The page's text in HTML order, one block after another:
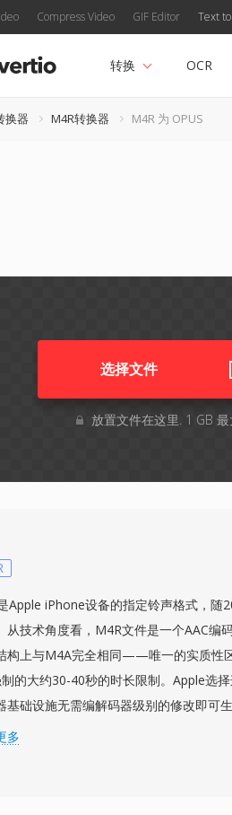
Compress Video GIF Editor Text
转换 OCR
换器 M4R转换器 M4R 为 OPUS
选择文件
放置文件在这里. 1 GB
Apple iPhone设备的指定铃声格式，随
从技术角度看，M4R文件是一个AAC编
构上与M4A完全相同——唯一的实质性
的大约30-40秒的时长限制。Apple选
基础设施无需编解码器级别的修改即可
防止普通音乐曲目出现在铃声选择器中
多